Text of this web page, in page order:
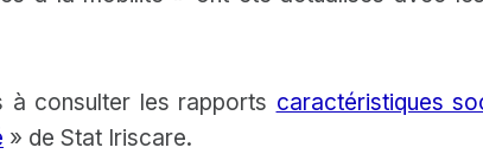
à consulter les rapports caractéristiques
» de Stat Iriscare.